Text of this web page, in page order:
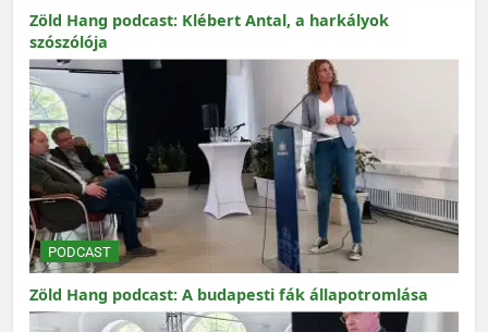
Zöld Hang podcast: Klébert Antal, a harkályok
szószólója
PODCAST
Zöld Hang podcast: A budapesti fák állapotromlása